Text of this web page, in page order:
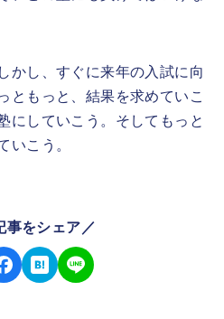
かし、すぐに来年の入試に向
ともっと、結果を求めていこ
にしていこう。そしてもっと
いこう。
事をシェア／